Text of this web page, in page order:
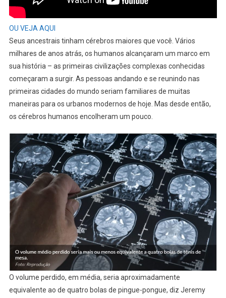
OU VEJA AQUI
Seus ancestrais tinham cérebros maiores que você. Vários
milhares de anos atrás, os humanos alcançaram um marco em
sua história – as primeiras civilizações complexas conhecidas
começaram a surgir. As pessoas andando e se reunindo nas
primeiras cidades do mundo seriam familiares de muitas
maneiras para os urbanos modernos de hoje. Mas desde então,
os cérebros humanos encolheram um pouco.
O volume perdido, em média, seria aproximadamente
equivalente ao de quatro bolas de pingue-pongue, diz Jeremy